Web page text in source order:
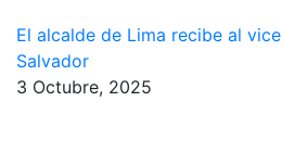
El alcalde de Lima recibe al
Salvador
3 Octubre, 2025